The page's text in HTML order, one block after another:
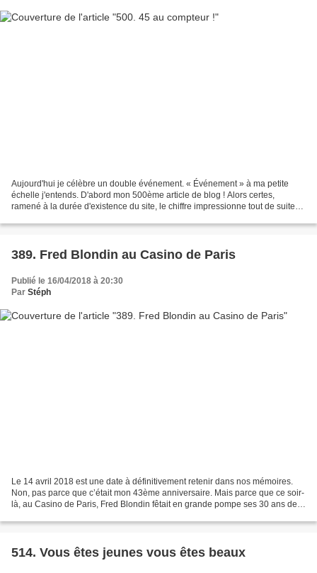
Aujourd'hui je célèbre un double événement. « Événement » à ma petite
échelle j'entends. D'abord mon 500ème article de blog ! Alors certes,
ramené à la durée d'existence du site, le chiffre impressionne tout de suite
389. Fred Blondin au Casino de Paris
Publié le 16/04/2018 à 20:30
Par Stéph
Le 14 avril 2018 est une date à définitivement retenir dans nos mémoires.
Non, pas parce que c’était mon 43ème anniversaire. Mais parce que ce soir-
là, au Casino de Paris, Fred Blondin fêtait en grande pompe ses 30 ans de
514. Vous êtes jeunes vous êtes beaux